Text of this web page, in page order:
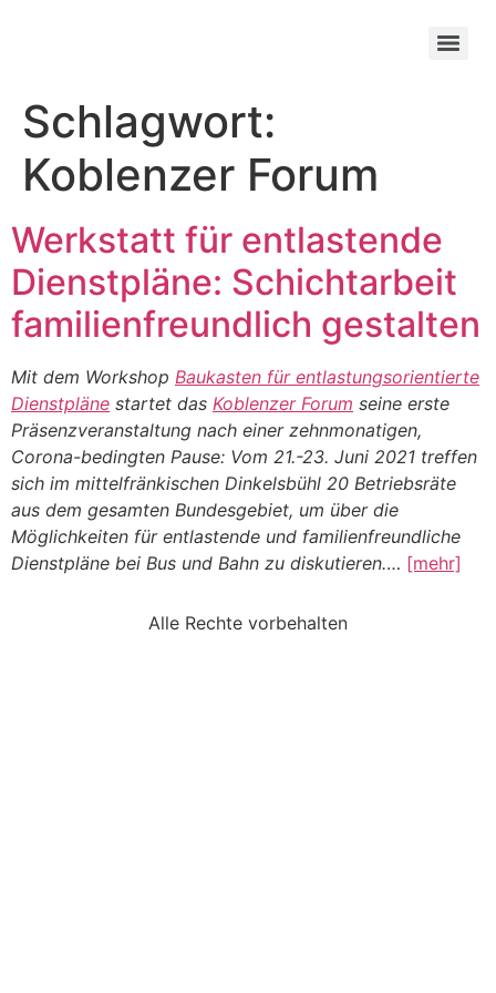
Schlagwort:
Koblenzer Forum
Werkstatt für entlastende
Dienstpläne: Schichtarbeit
familienfreundlich gestalten
Mit dem Workshop Baukasten für entlastungsorientierte
Dienstpläne startet das Koblenzer Forum seine erste
Präsenzveranstaltung nach einer zehnmonatigen,
Corona-bedingten Pause: Vom 21.-23. Juni 2021 treffen
sich im mittelfränkischen Dinkelsbühl 20 Betriebsräte
aus dem gesamten Bundesgebiet, um über die
Möglichkeiten für entlastende und familienfreundliche
Dienstpläne bei Bus und Bahn zu diskutieren.… [mehr]
Alle Rechte vorbehalten